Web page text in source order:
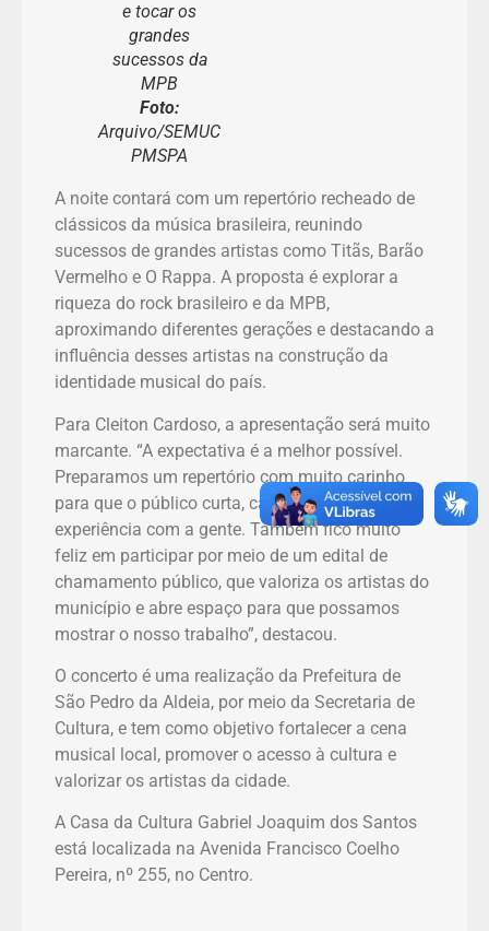
e tocar os
grandes
sucessos da
MPB
Foto:
Arquivo/SEMUC
PMSPA
A noite contará com um repertório recheado de
clássicos da música brasileira, reunindo
sucessos de grandes artistas como Titãs, Barão
Vermelho e O Rappa. A proposta é explorar a
riqueza do rock brasileiro e da MPB,
aproximando diferentes gerações e destacando a
influência desses artistas na construção da
identidade musical do país.
Para Cleiton Cardoso, a apresentação será muito
marcante. “A expectativa é a melhor possível.
Preparamos um repertório com muito carinho
para que o público curta, cante junto e viva essa
experiência com a gente. Também fico muito
feliz em participar por meio de um edital de
chamamento público, que valoriza os artistas do
município e abre espaço para que possamos
mostrar o nosso trabalho”, destacou.
O concerto é uma realização da Prefeitura de
São Pedro da Aldeia, por meio da Secretaria de
Cultura, e tem como objetivo fortalecer a cena
musical local, promover o acesso à cultura e
valorizar os artistas da cidade.
A Casa da Cultura Gabriel Joaquim dos Santos
está localizada na Avenida Francisco Coelho
Pereira, nº 255, no Centro.